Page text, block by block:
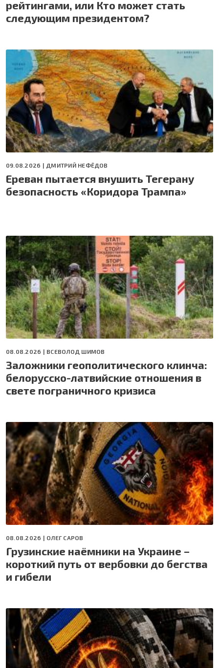
рейтингами, или Кто может стать
следующим президентом?
09.08.2026 | ДМИТРИЙ НЕФЁДОВ
Ереван пытается внушить Тегерану
безопасность «Коридора Трампа»
08.08.2026 | ВСЕВОЛОД ШИМОВ
Заложники геополитического клинча:
белорусско-латвийские отношения в
свете пограничного кризиса
08.08.2026 | ОЛЕГ САРОВ
Грузинские наёмники на Украине –
короткий путь от вербовки до бегства
и гибели